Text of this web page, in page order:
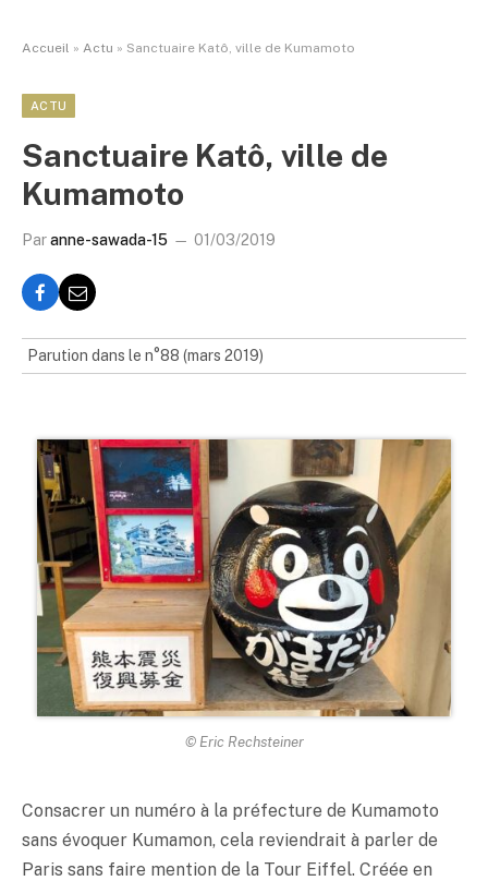
Accueil » Actu » Sanctuaire Katô, ville de Kumamoto
ACTU
Sanctuaire Katô, ville de
Kumamoto
Paranne-sawada-15 01/03/2019
Parution dans le n°88 (mars 2019)
© Eric Rechsteiner
Consacrer un numéro à la préfecture de Kumamoto
sans évoquer Kumamon, cela reviendrait à parler de
Paris sans faire mention de la Tour Eiffel. Créée en